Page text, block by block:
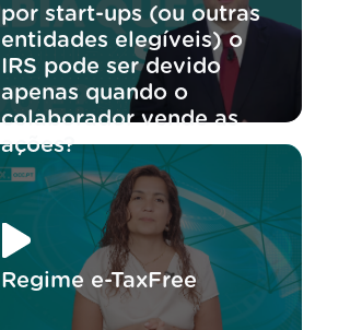
por start-ups (ou outras
entidades elegíveis) o
IRS pode ser devido
apenas quando o
colaborador vende as
ações?
Regime e-TaxFree